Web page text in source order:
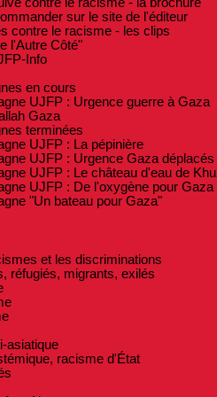
sur le site de l'éditeur
contre le racisme - les clips
l'Autre Côté"
Info
en cours
UJFP : Urgence guerre à Gaza
Gaza
terminées
UJFP : La pépinière
UJFP : Urgence Gaza déplacés
UJFP : Le château d'eau de
UJFP : De l'oxygène pour Gaza
"Un bateau pour Gaza"
et les discriminations
réfugiés, migrants, exilés
asiatique
racisme d'État